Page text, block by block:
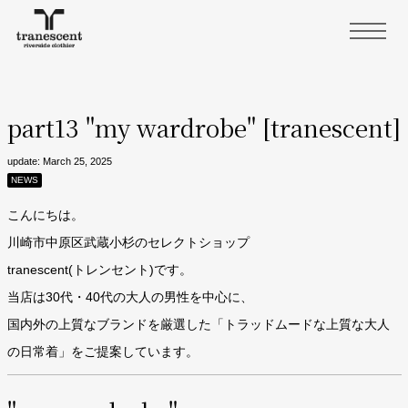
part13 "my wardrobe" [tranescent]
update: March 25, 2025
NEWS
こんにちは。
川崎市中原区武蔵小杉のセレクトショップ
tranescent(トレンセント)です。
当店は30代・40代の大人の男性を中心に、
国内外の上質なブランドを厳選した「トラッドムードな上質な大人
の日常着」をご提案しています。